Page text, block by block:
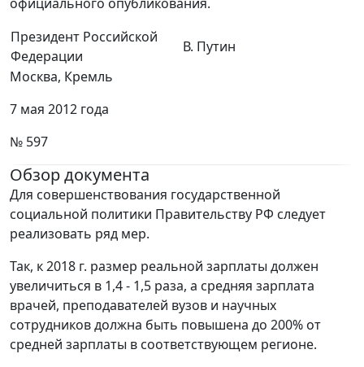
Президент Российской
Федерации
В. Путин
Москва, Кремль
7 мая 2012 года
№ 597
Обзор документа
Для совершенствования государственной
социальной политики Правительству РФ следует
реализовать ряд мер.
Так, к 2018 г. размер реальной зарплаты должен
увеличиться в 1,4 - 1,5 раза, а средняя зарплата
врачей, преподавателей вузов и научных
сотрудников должна быть повышена до 200% от
средней зарплаты в соответствующем регионе.